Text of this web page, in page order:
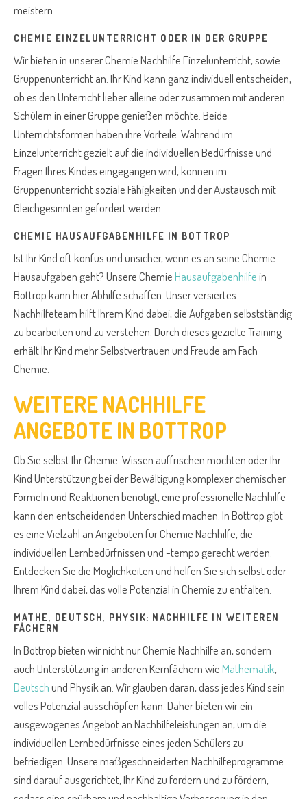
meistern.
CHEMIE EINZELUNTERRICHT ODER IN DER GRUPPE
Wir bieten in unserer Chemie Nachhilfe Einzelunterricht, sowie
Gruppenunterricht an. Ihr Kind kann ganz individuell entscheiden,
ob es den Unterricht lieber alleine oder zusammen mit anderen
Schülern in einer Gruppe genießen möchte. Beide
Unterrichtsformen haben ihre Vorteile: Während im
Einzelunterricht gezielt auf die individuellen Bedürfnisse und
Fragen Ihres Kindes eingegangen wird, können im
Gruppenunterricht soziale Fähigkeiten und der Austausch mit
Gleichgesinnten gefördert werden.
CHEMIE HAUSAUFGABENHILFE IN BOTTROP
Ist Ihr Kind oft konfus und unsicher, wenn es an seine Chemie
Hausaufgaben geht? Unsere ChemieHausaufgabenhilfein
Bottrop kann hier Abhilfe schaffen. Unser versiertes
Nachhilfeteam hilft Ihrem Kind dabei, die Aufgaben selbstständig
zu bearbeiten und zu verstehen. Durch dieses gezielte Training
erhält Ihr Kind mehr Selbstvertrauen und Freude am Fach
Chemie.
WEITERE NACHHILFE
ANGEBOTE IN BOTTROP
Ob Sie selbst Ihr Chemie-Wissen auffrischen möchten oder Ihr
Kind Unterstützung bei der Bewältigung komplexer chemischer
Formeln und Reaktionen benötigt, eine professionelle Nachhilfe
kann den entscheidenden Unterschied machen. In Bottrop gibt
es eine Vielzahl an Angeboten für Chemie Nachhilfe, die
individuellen Lernbedürfnissen und -tempo gerecht werden.
Entdecken Sie die Möglichkeiten und helfen Sie sich selbst oder
Ihrem Kind dabei, das volle Potenzial in Chemie zu entfalten.
MATHE, DEUTSCH, PHYSIK: NACHHILFE IN WEITEREN
FÄCHERN
In Bottrop bieten wir nicht nur Chemie Nachhilfe an, sondern
auch Unterstützung in anderen Kernfächern wieMathematik,
Deutschund Physik an. Wir glauben daran, dass jedes Kind sein
volles Potenzial ausschöpfen kann. Daher bieten wir ein
ausgewogenes Angebot an Nachhilfeleistungen an, um die
individuellen Lernbedürfnisse eines jeden Schülers zu
befriedigen. Unsere maßgeschneiderten Nachhilfeprogramme
sind darauf ausgerichtet, Ihr Kind zu fordern und zu fördern,